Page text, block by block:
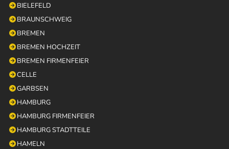
BIELEFELD
BRAUNSCHWEIG
BREMEN
BREMEN HOCHZEIT
BREMEN FIRMENFEIER
CELLE
GARBSEN
HAMBURG
HAMBURG FIRMENFEIER
HAMBURG STADTTEILE
HAMELN